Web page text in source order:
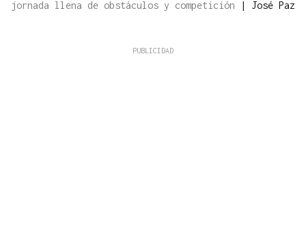
jornada llena de obstáculos y competición
| José Paz